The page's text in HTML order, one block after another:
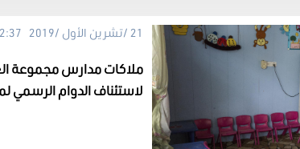
21 /تشرين الأول /2019 02:37 م
ملاكات مدارس مجموعة
لاستئناف الدوام الرسمي